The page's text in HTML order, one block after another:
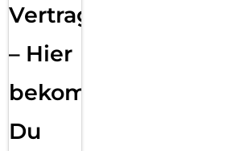
Vertragsabwicklung
– Hier
bekommst
Du